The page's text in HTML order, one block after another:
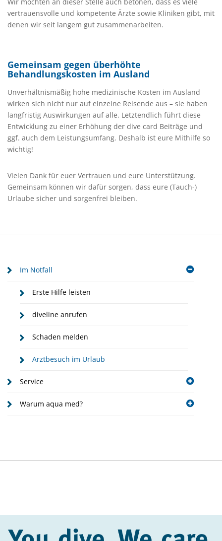
Wir möchten an dieser Stelle auch betonen, dass es viele
vertrauensvolle und kompetente Ärzte sowie Kliniken gibt, mit
denen wir seit langem gut zusammenarbeiten.
Gemeinsam gegen überhöhte
Behandlungskosten im Ausland
Unverhältnismäßig hohe medizinische Kosten im Ausland
wirken sich nicht nur auf einzelne Reisende aus – sie haben
langfristig Auswirkungen auf alle. Letztendlich führt diese
Entwicklung zu einer Erhöhung der dive card Beiträge und
ggf. auch dem Leistungsumfang. Deshalb ist eure Mithilfe so
wichtig!
Vielen Dank für euer Vertrauen und eure Unterstützung.
Gemeinsam können wir dafür sorgen, dass eure (Tauch-)
Urlaube sicher und sorgenfrei bleiben.
Im Notfall
Erste Hilfe leisten
diveline anrufen
Schaden melden
Arztbesuch im Urlaub
Service
Warum aqua med?